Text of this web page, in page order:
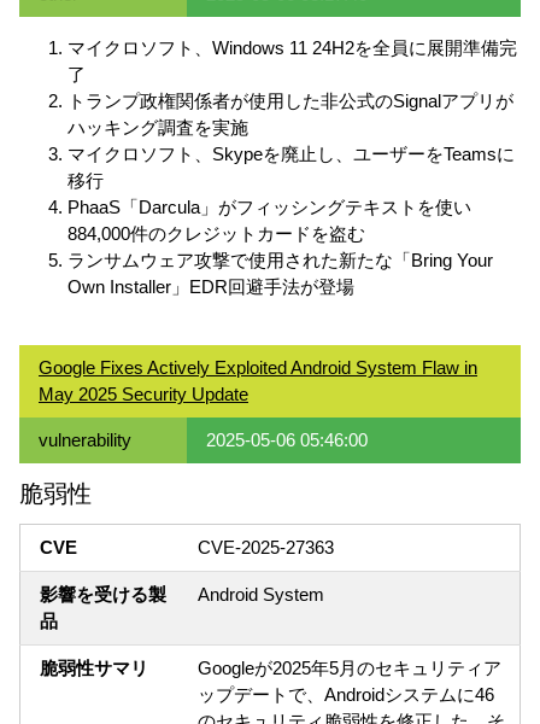
マイクロソフト、Windows 11 24H2を全員に展開準備完
了
トランプ政権関係者が使用した非公式のSignalアプリが
ハッキング調査を実施
マイクロソフト、Skypeを廃止し、ユーザーをTeamsに
移行
PhaaS「Darcula」がフィッシングテキストを使い
884,000件のクレジットカードを盗む
ランサムウェア攻撃で使用された新たな「Bring Your
Own Installer」EDR回避手法が登場
Google Fixes Actively Exploited Android System Flaw in
May 2025 Security Update
vulnerability 2025-05-06 05:46:00
脆弱性
CVE CVE-2025-27363
影響を受ける製
品
Android System
脆弱性サマリ
Googleが2025年5月のセキュリティア
ップデートで、Androidシステムに46